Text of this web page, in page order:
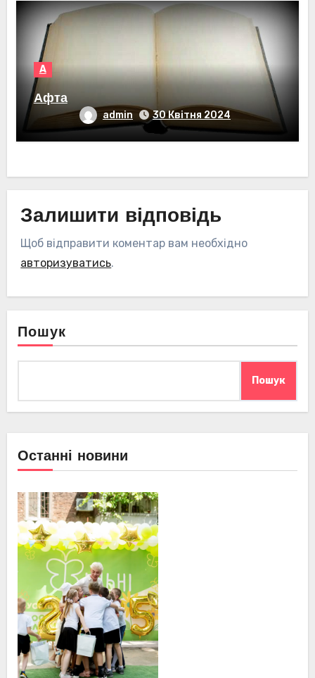
А
Афта
admin 30 Квітня 2024
Залишити відповідь
Щоб відправити коментар вам необхідно
авторизуватись.
Пошук
Пошук
Останні новини